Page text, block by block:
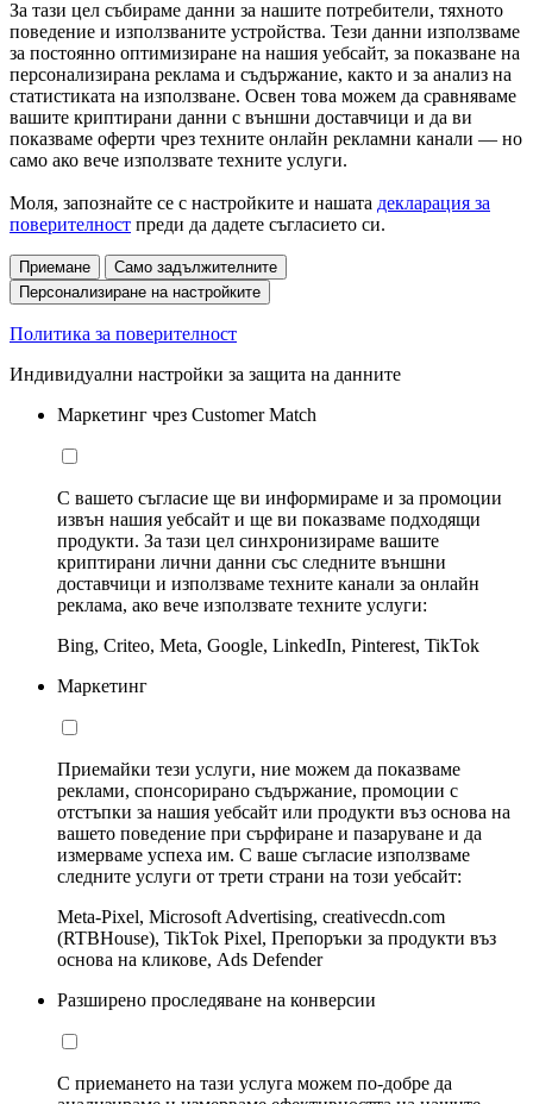
За тази цел събираме данни за нашите потребители, тяхното
поведение и използваните устройства. Тези данни използваме
за постоянно оптимизиране на нашия уебсайт, за показване на
персонализирана реклама и съдържание, както и за анализ на
статистиката на използване. Освен това можем да сравняваме
вашите криптирани данни с външни доставчици и да ви
показваме оферти чрез техните онлайн рекламни канали — но
само ако вече използвате техните услуги.
Моля, запознайте се с настройките и нашата декларация за
поверителност преди да дадете съгласието си.
Приемане
Само задължителните
Персонализиране на настройките
Политика за поверителност
Индивидуални настройки за защита на данните
Маркетинг чрез Customer Match
С вашето съгласие ще ви информираме и за промоции
извън нашия уебсайт и ще ви показваме подходящи
продукти. За тази цел синхронизираме вашите
криптирани лични данни със следните външни
доставчици и използваме техните канали за онлайн
реклама, ако вече използвате техните услуги:
Bing, Criteo, Meta, Google, LinkedIn, Pinterest, TikTok
Маркетинг
Приемайки тези услуги, ние можем да показваме
реклами, спонсорирано съдържание, промоции с
отстъпки за нашия уебсайт или продукти въз основа на
вашето поведение при сърфиране и пазаруване и да
измерваме успеха им. С ваше съгласие използваме
следните услуги от трети страни на този уебсайт:
Meta-Pixel, Microsoft Advertising, creativecdn.com
(RTBHouse), TikTok Pixel, Препоръки за продукти въз
основа на кликове, Ads Defender
Разширено проследяване на конверсии
С приемането на тази услуга можем по-добре да